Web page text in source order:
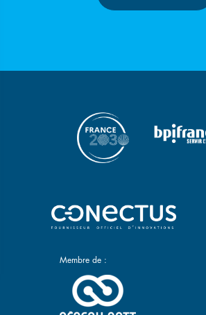
Membre de :